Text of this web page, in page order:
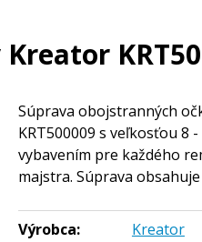
Súprava obojstranných
KRT500009 s veľkosťou 8
vybavením pre každého
majstra. Súprava
Výrobca:
Kreator